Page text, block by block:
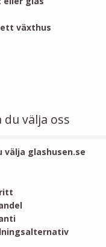
växthus
du välja oss
välja glashusen.se